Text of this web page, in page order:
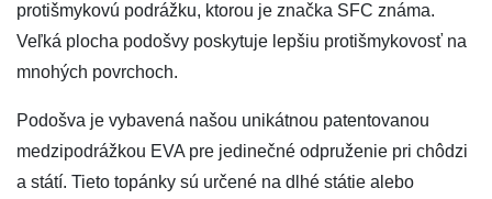
protišmykovú podrážku, ktorou je značka SFC známa.
Veľká plocha podošvy poskytuje lepšiu protišmykovosť na
mnohých povrchoch.
Podošva je vybavená našou unikátnou patentovanou
medzipodrážkou EVA pre jedinečné odpruženie pri chôdzi
a státí. Tieto topánky sú určené na dlhé státie alebo